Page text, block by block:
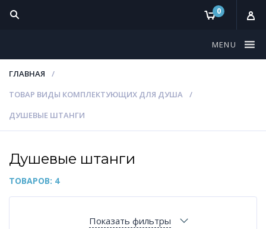
0
MENU
ГЛАВНАЯ
ТОВАР ВИДЫ КОМПЛЕКТУЮЩИХ ДЛЯ ДУША
ДУШЕВЫЕ ШТАНГИ
Душевые штанги
ТОВАРОВ: 4
Показать фильтры